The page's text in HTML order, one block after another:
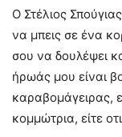
Ο Στέλιος
να μπεις σε ένα
σου να δουλέψει
ήρωάς μου είναι
καραβομάγειρας,
κομμώτρια, είτε